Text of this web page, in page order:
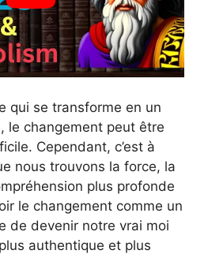
qui se transforme en un
le changement peut être
Cependant, c’est à
nous trouvons la force, la
plus profonde
le changement comme un
de devenir notre vrai moi
authentique et plus